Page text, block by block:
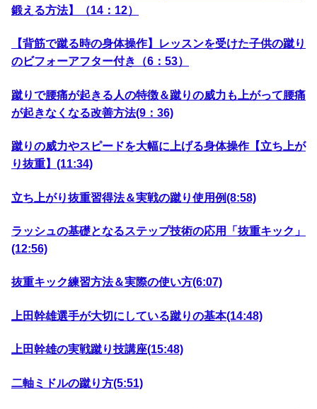
鍛える方法】（14：12）
【背筋で蹴る時の身体操作】レッスンを受けた子供の蹴り
のビフォーアフター付き（6：53）
蹴りで腰痛が起きる人の特徴＆蹴りの威力も上がって腰痛
が起きなくなる改善方法(9：36)
蹴りの威力やスピードを大幅に上げる身体操作【立ち上が
り抜重】(11:34)
立ち上がり抜重習得法＆実戦の蹴り使用例(8:58)
ラッシュの基礎となるステップ技術の応用「抜重キック」
(12:56)
抜重キック練習方法＆実際の使い方(6:07)
上田幹雄選手が大切にしている蹴りの基本(14:48)
上田幹雄の実戦蹴り技講座(15:48)
二軸ミドルの蹴り方(5:51)